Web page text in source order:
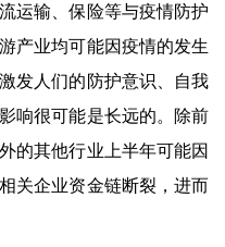
运输、保险等与疫情防护
产业均可能因疫情的发生
发人们的防护意识、自我
响很可能是长远的。除前
的其他行业上半年可能因
关企业资金链断裂，进而